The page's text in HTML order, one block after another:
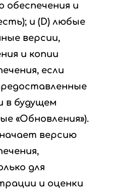
обеспечения и
и (D) любые
версии,
и копии
если
в будущем
«Обновления»).
версию
для
и оценки